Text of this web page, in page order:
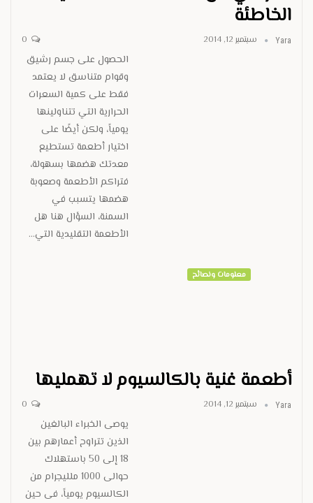
الخاطئة
Yara سبتمبر 12, 2014
الحصول على جسم رشيق
وقوام متناسق لا يعتمد
فقط على كمية السعرات
الحرارية التي تتناولينها
يومياً، ولكن أيضًا على
اختيار أطعمة تستطيع
معدتك هضمها بسهولة،
فتراكم الأطعمة وصعوبة
هضمها يتسبب في
السمنة، السؤال هنا هل
الأطعمة التقليدية التي…
معلومات ونصائح
أطعمة غنية بالكالسيوم لا تهمليها
Yara سبتمبر 12, 2014
يوصى الخبراء البالغين
الذين تتراوح أعمارهم بين
18 إلى 50 باستهلاك
حوالى 1000 ملليجرام من
الكالسيوم يومياً، فى حين